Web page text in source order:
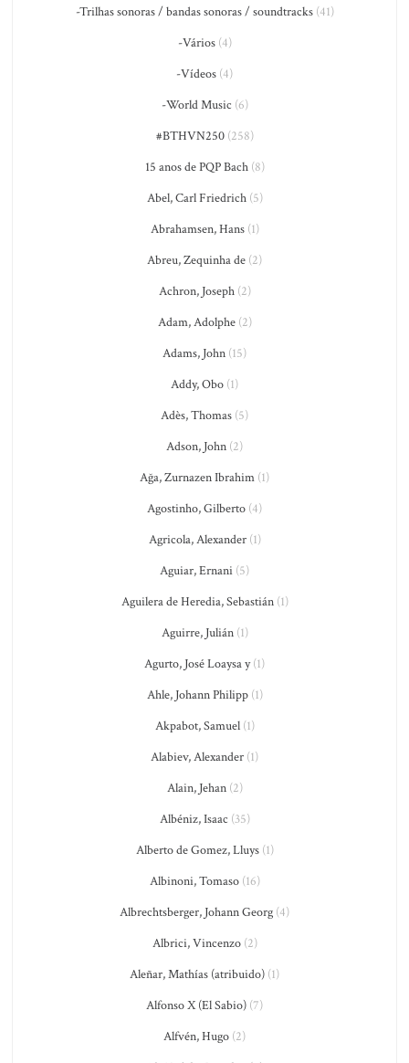
-Trilhas sonoras / bandas sonoras / soundtracks(41)
-Vários(4)
-Vídeos (4)
-World Music (6)
#BTHVN250(258)
15 anos de PQP Bach(8)
Abel, Carl Friedrich(5)
Abrahamsen, Hans(1)
Abreu, Zequinha de (2)
Achron, Joseph(2)
Adam, Adolphe(2)
Adams, John (15)
Addy, Obo (1)
Adès, Thomas (5)
Adson, John (2)
Ağa, Zurnazen Ibrahim (1)
Agostinho, Gilberto (4)
Agricola, Alexander(1)
Aguiar, Ernani (5)
Aguilera de Heredia, Sebastián(1)
Aguirre, Julián(1)
Agurto, José Loaysa y(1)
Ahle, Johann Philipp(1)
Akpabot, Samuel(1)
Alabiev, Alexander (1)
Alain, Jehan(2)
Albéniz, Isaac (35)
Alberto de Gomez, Lluys(1)
Albinoni, Tomaso(16)
Albrechtsberger, Johann Georg (4)
Albrici, Vincenzo(2)
Aleñar, Mathías (atribuido) (1)
Alfonso X (El Sabio) (7)
Alfvén, Hugo (2)